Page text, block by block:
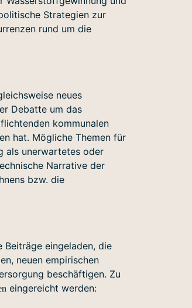
Strategien zur
rund um die
neues
Debatte um das
kommunalen
hat. Mögliche Themen für
als unerwartetes oder
Narrative der
bzw. die
Beiträge eingeladen, die
neuen empirischen
beschäftigen. Zu
eingereicht werden: